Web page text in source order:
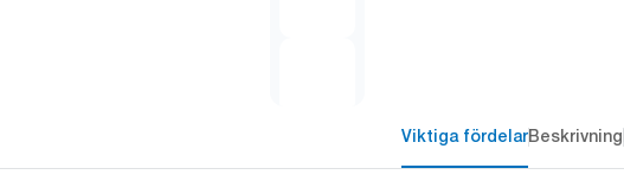
Viktiga fördelarBeskrivning